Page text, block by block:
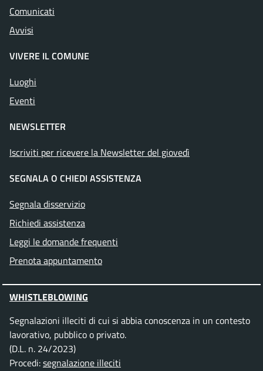
Comunicati
Avvisi
VIVERE IL COMUNE
Luoghi
Eventi
NEWSLETTER
Iscriviti per ricevere la Newsletter del giovedì
SEGNALA O CHIEDI ASSISTENZA
Segnala disservizio
Richiedi assistenza
Leggi le domande frequenti
Prenota appuntamento
WHISTLEBLOWING
Segnalazioni illeciti di cui si abbia conoscenza in un contesto
lavorativo, pubblico o privato.
(D.L. n. 24/2023)
Procedi:segnalazione illeciti